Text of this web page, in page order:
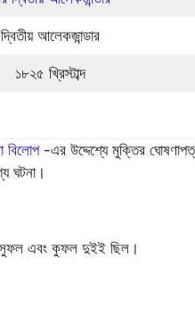
দ্বিতীয় আলেকজান্ডার
১৮২৫ খ্রিস্টাব্দ
বিলোপ-এর উদ্দেশ্যে মুক্তির
ঘটনা।
সুফল এবং কুফল দুইই ছিল।